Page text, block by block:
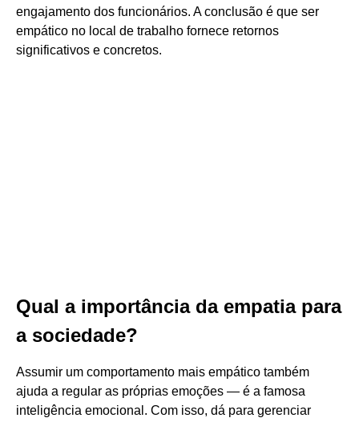
engajamento dos funcionários. A conclusão é que ser
empático no local de trabalho fornece retornos
significativos e concretos.
Qual a importância da empatia para
a sociedade?
Assumir um comportamento mais empático também
ajuda a regular as próprias emoções — é a famosa
inteligência emocional. Com isso, dá para gerenciar